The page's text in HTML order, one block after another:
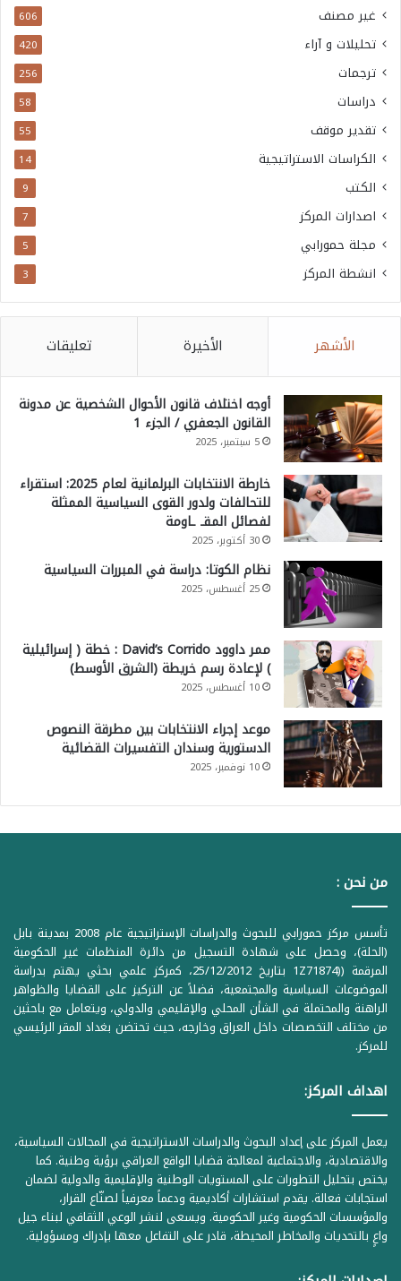
غير مصنف 606
تحليلات و آراء 420
ترجمات 256
دراسات 58
تقدير موقف 55
الكراسات الاستراتيجية 14
الكتب 9
اصدارات المركز 7
مجلة حمورابي 5
انشطة المركز 3
الأشهر الأخيرة تعليقات
أوجه اختلاف قانون الأحوال الشخصية عن مدونة
القانون الجعفري / الجزء 1
5 سبتمبر، 2025
خارطة الانتخابات البرلمانية لعام 2025: استقراء
للتحالفات ولدور القوى السياسية الممثلة
لفصائل المقـ ـاومة
30 أكتوبر، 2025
نظام الكوتا: دراسة في المبررات السياسية
25 أغسطس، 2025
ممر داوود David’s Corrido : خطة ( إسرائيلية
) لإعادة رسم خريطة (الشرق الأوسط)
10 أغسطس، 2025
موعد إجراء الانتخابات بين مطرقة النصوص
الدستورية وسندان التفسيرات القضائية
10 نوفمبر، 2025
من نحن :
تأسس مركز حمورابي للبحوث والدراسات الإستراتيجية عام 2008 بمدينة بابل
(الحلة)، وحصل على شهادة التسجيل من دائرة المنظمات غير الحكومية
المرقمة ((1Z71874 بتاريخ 25/12/2012، كمركز علمي بحثي يهتم بدراسة
الموضوعات السياسية والمجتمعية، فضلاً عن التركيز على القضايا والظواهر
الراهنة والمحتملة في الشأن المحلي والإقليمي والدولي، ويتعامل مع باحثين
من مختلف التخصصات داخل العراق وخارجه، حيث تحتضن بغداد المقر الرئيسي
للمركز.
اهداف المركز:
يعمل المركز على إعداد البحوث والدراسات الاستراتيجية في المجالات السياسية،
والاقتصادية، والاجتماعية لمعالجة قضايا الواقع العراقي برؤية وطنية. كما
يختص بتحليل التطورات على المستويات الوطنية والإقليمية والدولية لضمان
استجابات فعالة. يقدم استشارات أكاديمية ودعماً معرفياً لصنّاع القرار،
والمؤسسات الحكومية وغير الحكومية. ويسعى لنشر الوعي الثقافي لبناء جيل
واعٍ بالتحديات والمخاطر المحيطة، قادر على التفاعل معها بإدراك ومسؤولية.